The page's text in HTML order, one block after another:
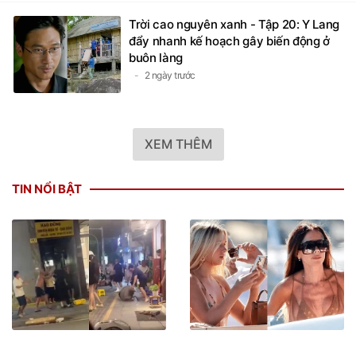
Trời cao nguyên xanh - Tập 20: Y Lang
đẩy nhanh kế hoạch gây biến động ở
buôn làng
2 ngày trước
XEM THÊM
TIN NỔI BẬT